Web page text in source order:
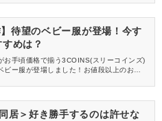
しています！
】待望のベビー服が登場！今す
めは？
お手頃価格で揃う3COINS(スリーコインズ)
ビー服が登場しました！お値段以上のおし
ムをご紹介します。
居＞好き勝手するのは許せな